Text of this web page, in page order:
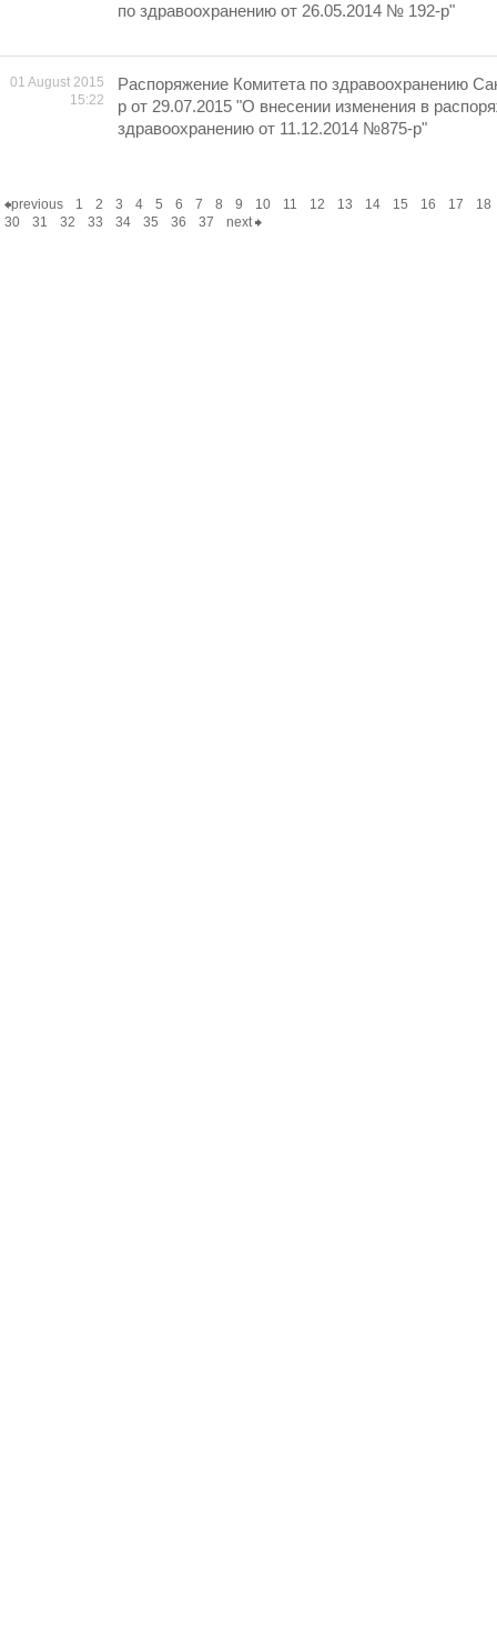
по здравоохранению от 26.05.2014 № 192-р"
01 August 2015
15:22
Распоряжение Комитета по здравоохранению
р от 29.07.2015 "О внесении изменения в
здравоохранению от 11.12.2014 №875-р"
previous 1 2 3 4 5 6 7 8 9 10 11 12 13 14 15 16 17
18
30
31 32 33 34 35 36 37 next